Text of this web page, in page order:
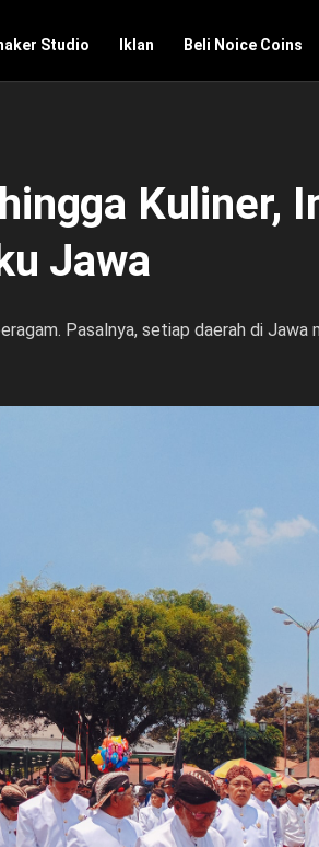
Studio Iklan Beli Noice Coins
Kuliner,
Jawa
Pasalnya, setiap daerah di